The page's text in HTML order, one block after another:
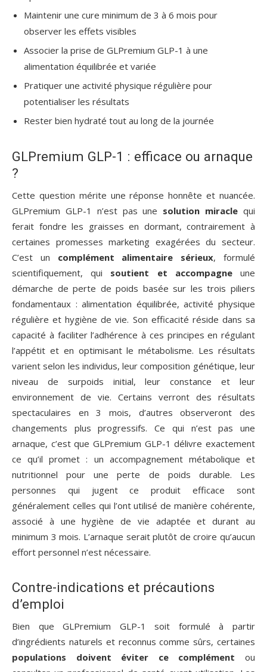
Maintenir une cure minimum de 3 à 6 mois pour
observer les effets visibles
Associer la prise de GLPremium GLP-1 à une
alimentation équilibrée et variée
Pratiquer une activité physique régulière pour
potentialiser les résultats
Rester bien hydraté tout au long de la journée
GLPremium GLP-1 : efficace ou arnaque
?
Cette question mérite une réponse honnête et nuancée.
GLPremium GLP-1 n’est pas une solution miracle qui
ferait fondre les graisses en dormant, contrairement à
certaines promesses marketing exagérées du secteur.
C’est un complément alimentaire sérieux, formulé
scientifiquement, qui soutient et accompagneune
démarche de perte de poids basée sur les trois piliers
fondamentaux : alimentation équilibrée, activité physique
régulière et hygiène de vie. Son efficacité réside dans sa
capacité à faciliter l’adhérence à ces principes en régulant
l’appétit et en optimisant le métabolisme. Les résultats
varient selon les individus, leur composition génétique, leur
niveau de surpoids initial, leur constance et leur
environnement de vie. Certains verront des résultats
spectaculaires en 3 mois, d’autres observeront des
changements plus progressifs. Ce qui n’est pas une
arnaque, c’est que GLPremium GLP-1 délivre exactement
ce qu’il promet : un accompagnement métabolique et
nutritionnel pour une perte de poids durable. Les
personnes qui jugent ce produit efficace sont
généralement celles qui l’ont utilisé de manière cohérente,
associé à une hygiène de vie adaptée et durant au
minimum 3 mois. L’arnaque serait plutôt de croire qu’aucun
effort personnel n’est nécessaire.
Contre-indications et précautions
d’emploi
Bien que GLPremium GLP-1 soit formulé à partir
d’ingrédients naturels et reconnus comme sûrs, certaines
populations doivent éviter ce complément ou